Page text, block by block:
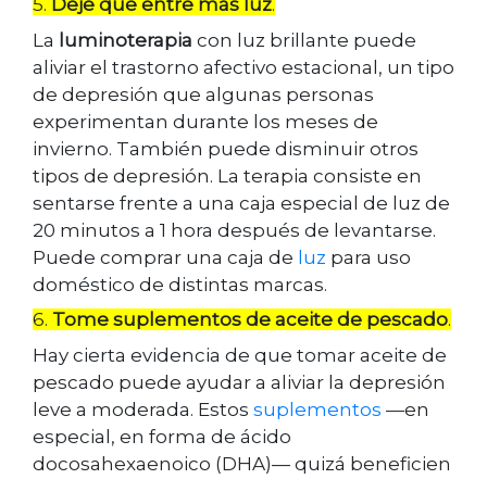
La luminoterapia con luz brillante puede
aliviar el trastorno afectivo estacional, un tipo
de depresión que algunas personas
experimentan durante los meses de
invierno. También puede disminuir otros
tipos de depresión. La terapia consiste en
sentarse frente a una caja especial de luz de
20 minutos a 1 hora después de levantarse.
Puede comprar una caja de luz para uso
doméstico de distintas marcas.
6. Tome suplementos de aceite de pescado.
Hay cierta evidencia de que tomar aceite de
pescado puede ayudar a aliviar la depresión
leve a moderada. Estos suplementos —en
especial, en forma de ácido
docosahexaenoico (DHA)— quizá beneficien